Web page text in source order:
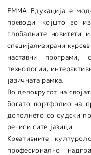
ЕММА Едукација е
преводи, којшто во
глобалните новитети
специјализирани
наставни програми,
технологии,
јазичната рамка.
Во делокругот на
богато портфолио на
дополнето со судски
речиси сите јазици.
Креативните
професионално